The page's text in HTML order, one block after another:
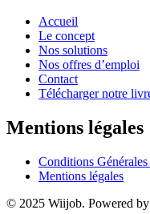
Accueil
Le concept
Nos solutions
Nos offres d’emploi
Contact
Télécharger notre
Mentions légales
Conditions
Mentions légales
© 2025 Wiijob. Powered by